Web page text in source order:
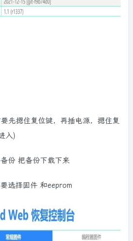
先摁住复位键，再插电源，摁住复
入)
份 把备份下载下来
选择固件 和eeprom